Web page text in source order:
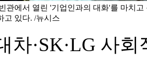
관에서 열린 '기업인과의 대화'를 마치
고 있다. /뉴시스
차·SK·LG 사